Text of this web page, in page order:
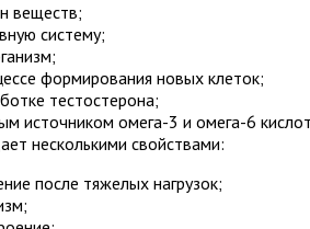
веществ;
систему;
формирования новых клеток;
тестостерона;
источником омега-3 и омега-6
несколькими свойствами:
после тяжелых нагрузок;